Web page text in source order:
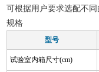
可根据用户要求选配不
规格
型号
试验室内箱尺寸(cm)